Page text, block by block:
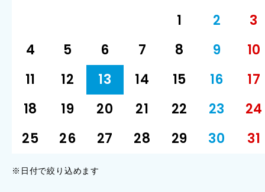
1 2
3
4
5 6 7 8 9
10
11
12 13 14 15 16
17
18
19 20 21 22 23
24
25
26 27 28 29 30 31
※日付で絞り込めます